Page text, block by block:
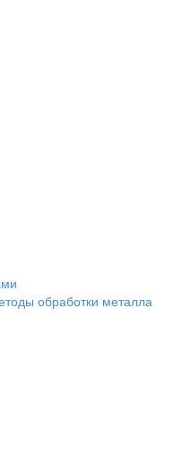
обработки металла